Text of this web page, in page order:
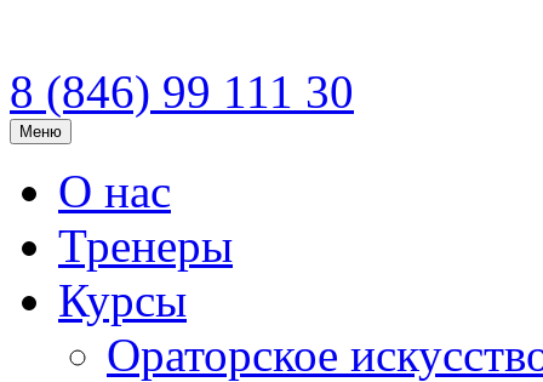
8 (846) 99 111 30
Меню
О нас
Тренеры
Курсы
Ораторское